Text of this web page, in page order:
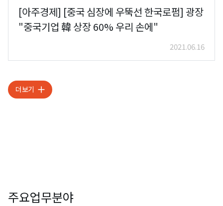
주요업무분야
[아주경제] [중국 심장에 우뚝선 한국로펌] 광장
"중국기업 韓 상장 60% 우리 손에"
2021.06.16
더보기